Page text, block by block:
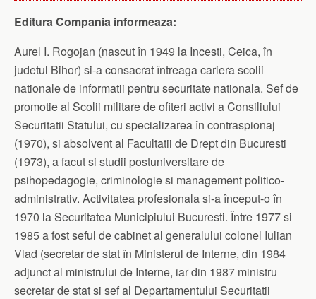
Editura Compania informeaza:
Aurel I. Rogojan (nascut în 1949 la Incesti, Ceica, în
judetul Bihor) si-a consacrat întreaga cariera scolii
nationale de informatii pentru securitate nationala. Sef de
promotie al Scolii militare de ofiteri activi a Consiliului
Securitatii Statului, cu specializarea în contraspionaj
(1970), si absolvent al Facultatii de Drept din Bucuresti
(1973), a facut si studii postuniversitare de
psihopedagogie, criminologie si management politico-
administrativ. Activitatea profesionala si-a început-o în
1970 la Securitatea Municipiului Bucuresti. Între 1977 si
1985 a fost seful de cabinet al generalului colonel Iulian
Vlad (secretar de stat în Ministerul de Interne, din 1984
adjunct al ministrului de Interne, iar din 1987 ministru
secretar de stat si sef al Departamentului Securitatii